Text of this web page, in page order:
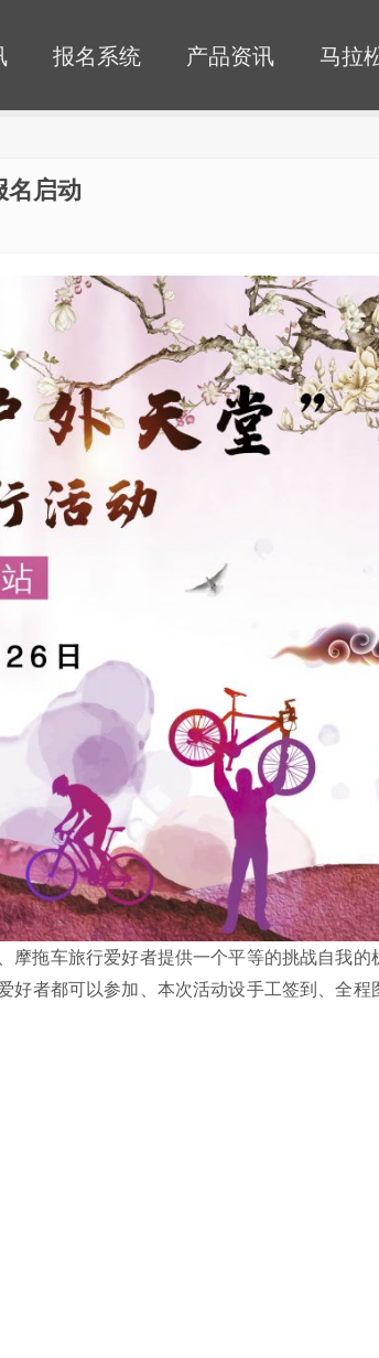
报名系统 产品资讯 马拉
名启动
拖车旅行爱好者提供一个平等的挑战自我的
好者都可以参加、本次活动设手工签到、全程